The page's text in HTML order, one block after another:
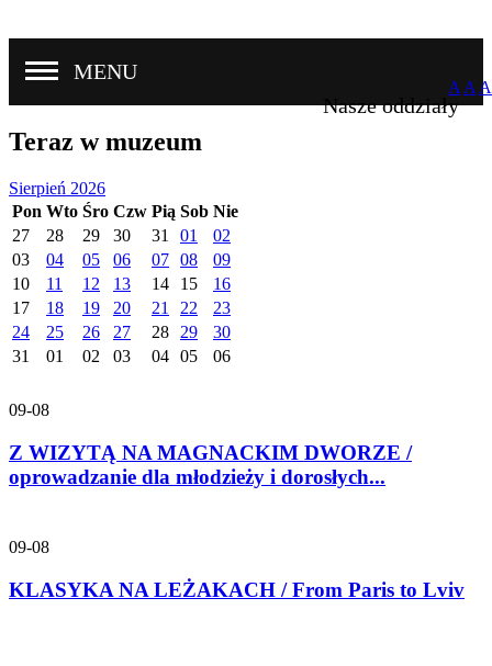
Nasze oddziały
MENU
Teraz w muzeum
Sierpień 2026
Pon Wto Śro Czw Pią Sob Nie
27
28 29 30 31 01
02
03
04 05 06 07 08
09
10
11 12 13 14 15
16
17
18 19 20 21 22
23
24
25 26 27 28 29
30
31
01 02 03 04 05 06
09-08
Z WIZYTĄ NA MAGNACKIM DWORZE /
oprowadzanie dla młodzieży i dorosłych...
09-08
KLASYKA NA LEŻAKACH / From Paris to Lviv
A A A